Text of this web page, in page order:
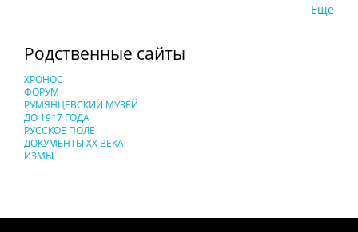
Еще
Родственные сайты
ХРОНОС
ФОРУМ
РУМЯНЦЕВСКИЙ МУЗЕЙ
ДО 1917 ГОДА
РУССКОЕ ПОЛЕ
ДОКУМЕНТЫ XX ВЕКА
ИЗМЫ